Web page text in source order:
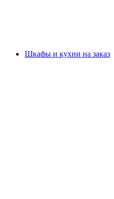
Шкафы и кухни на заказ